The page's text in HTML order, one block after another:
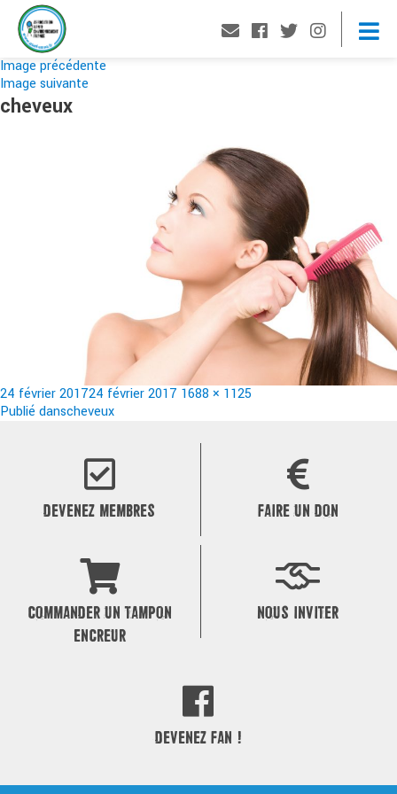
Image précédente
Image suivante
cheveux
Publié
le
24 février 201724 février 2017 Taille
1688 × 1125
Navigation
Publié danscheveux
DEVENEZ MEMBRES FAIRE UN DON
COMMANDER UN TAMPON
ENCREUR
NOUS INVITER
DEVENEZ FAN !